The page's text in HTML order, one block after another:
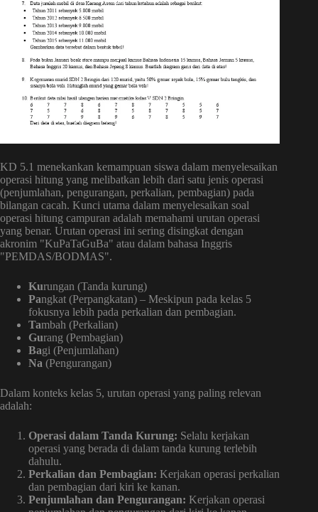
KD 5.1 menekankan kemampuan siswa dalam menyelesaikan
operasi hitung yang melibatkan lebih dari satu jenis operasi
(penjumlahan, pengurangan, perkalian, pembagian) pada
bilangan cacah. Kunci utama dalam menyelesaikan soal
operasi hitung campuran adalah memahami urutan operasi
yang benar. Urutan operasi ini sering disingkat dengan
akronim "KuPaTaGuBa" atau dalam bahasa Inggris
"PEMDAS/BODMAS".
Kurungan (Tanda kurung)
Pangkat (Perpangkatan) – Meskipun pada kelas 5
fokusnya lebih pada perkalian dan pembagian.
Tambah (Perkalian)
Gurang (Pembagian)
Bagi (Penjumlahan)
Na (Pengurangan)
Dalam konteks kelas 5, urutan operasi yang paling relevan
adalah:
Operasi dalam Tanda Kurung: Selalu kerjakan
operasi yang berada di dalam tanda kurung terlebih
dahulu.
Perkalian dan Pembagian: Kerjakan operasi perkalian
dan pembagian dari kiri ke kanan.
Penjumlahan dan Pengurangan: Kerjakan operasi